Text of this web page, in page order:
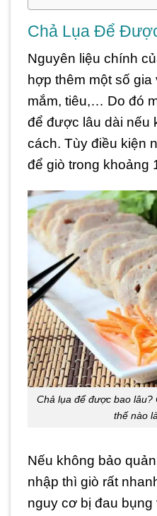
Chả Lụa Để
Nguyên liệu chính
hợp thêm một số
mắm, tiêu,… Do đó
để được lâu dài nếu
cách. Tùy điều kiện
để giò trong khoảng
Chả lụa để được bao
thế nào
Nếu không bảo
nhập thì giò rất
nguy cơ bị đau